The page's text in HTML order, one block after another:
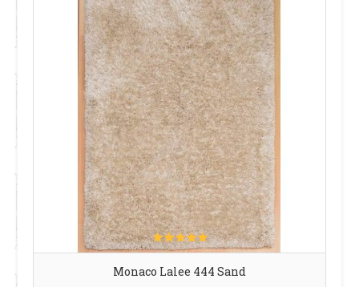
Monaco Lalee 444 Sand